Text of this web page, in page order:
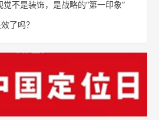
不是装饰，是战略的“第一印象”
了吗？